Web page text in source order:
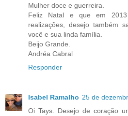
Mulher doce e guerreira.
Feliz Natal e que em
realizações, desejo também
você e sua linda família.
Beijo Grande.
Andréa Cabral
Responder
Isabel Ramalho 25 de
Oi Tays. Desejo de coração